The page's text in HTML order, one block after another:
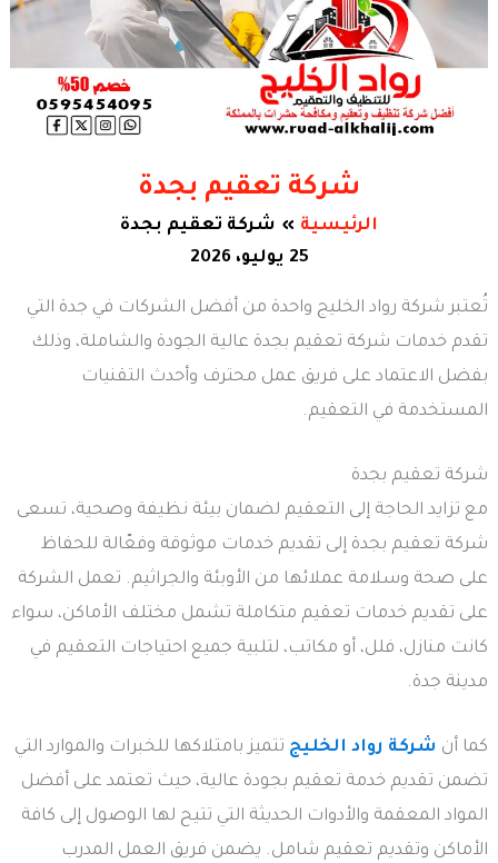
شركة تعقيم بجدة
الرئيسية
شركة تعقيم بجدة
25 يوليو، 2026
تُعتبر شركة رواد الخليج واحدة من أفضل الشركات في جدة التي
تقدم خدمات شركة تعقيم بجدة عالية الجودة والشاملة، وذلك
بفضل الاعتماد على فريق عمل محترف وأحدث التقنيات
المستخدمة في التعقيم.
شركة تعقيم بجدة
مع تزايد الحاجة إلى التعقيم لضمان بيئة نظيفة وصحية، تسعى
شركة تعقيم بجدة إلى تقديم خدمات موثوقة وفعّالة للحفاظ
على صحة وسلامة عملائها من الأوبئة والجراثيم. تعمل الشركة
على تقديم خدمات تعقيم متكاملة تشمل مختلف الأماكن، سواء
كانت منازل، فلل، أو مكاتب، لتلبية جميع احتياجات التعقيم في
مدينة جدة.
كما أن شركة رواد الخليج تتميز بامتلاكها للخبرات والموارد التي
تضمن تقديم خدمة تعقيم بجودة عالية، حيث تعتمد على أفضل
المواد المعقمة والأدوات الحديثة التي تتيح لها الوصول إلى كافة
الأماكن وتقديم تعقيم شامل. يضمن فريق العمل المدرب